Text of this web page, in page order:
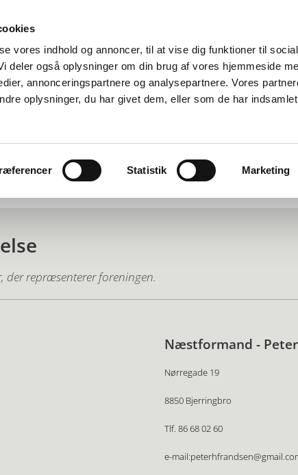
vores indhold og annoncer, til at vise dig funktioner til
deler også oplysninger om din brug af vores hjemmeside
annonceringspartnere og analysepartnere. Vores
oplysninger, du har givet dem, eller som de har
Statistik Marketing
Bestyrelsen Ansøg her Kontakt os
der repræsenterer foreningen.
Næstformand -
Nørregade 19
8850 Bjerringbro
Tlf. 86 68 02 60
e-